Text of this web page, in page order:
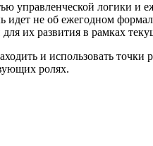
управленческой логики и
идет не об ежегодном
их развития в рамках
и использовать точки
ролях.